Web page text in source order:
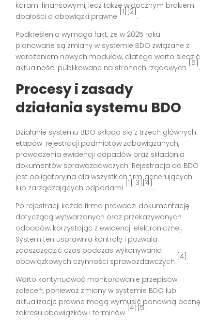
karami finansowymi, lecz także widocznym brakiem
dbałości o obowiązki prawne
[1][2]
.
Podkreślenia wymaga fakt, że w 2025 roku
planowane są zmiany w systemie BDO związane z
wdrożeniem nowych modułów, dlatego warto śledzić
aktualności publikowane na stronach rządowych
[5]
.
Procesy i zasady
działania systemu BDO
Działanie systemu BDO składa się z trzech głównych
etapów: rejestracji podmiotów zobowiązanych,
prowadzenia ewidencji odpadów oraz składania
dokumentów sprawozdawczych. Rejestracja do BDO
jest obligatoryjna dla wszystkich firm generujących
lub zarządzających odpadami
[1][3][4]
.
Po rejestracji każda firma prowadzi dokumentację
dotyczącą wytwarzanych oraz przekazywanych
odpadów, korzystając z ewidencji elektronicznej.
System ten usprawnia kontrolę i pozwala
zaoszczędzić czas podczas wykonywania
obowiązkowych czynności sprawozdawczych
[4]
.
Warto kontynuować monitorowanie przepisów i
zaleceń, ponieważ zmiany w systemie BDO lub
aktualizacje prawne mogą wymusić ponowną ocenę
zakresu obowiązków i terminów
[4][5]
.